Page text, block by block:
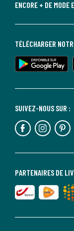
ENCORE + DE MODE
PARTENAIRES DE
SUIVEZ-NOUS SUR :
TÉLÉCHARGER